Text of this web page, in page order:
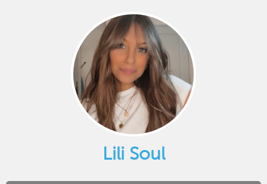
Lili Soul